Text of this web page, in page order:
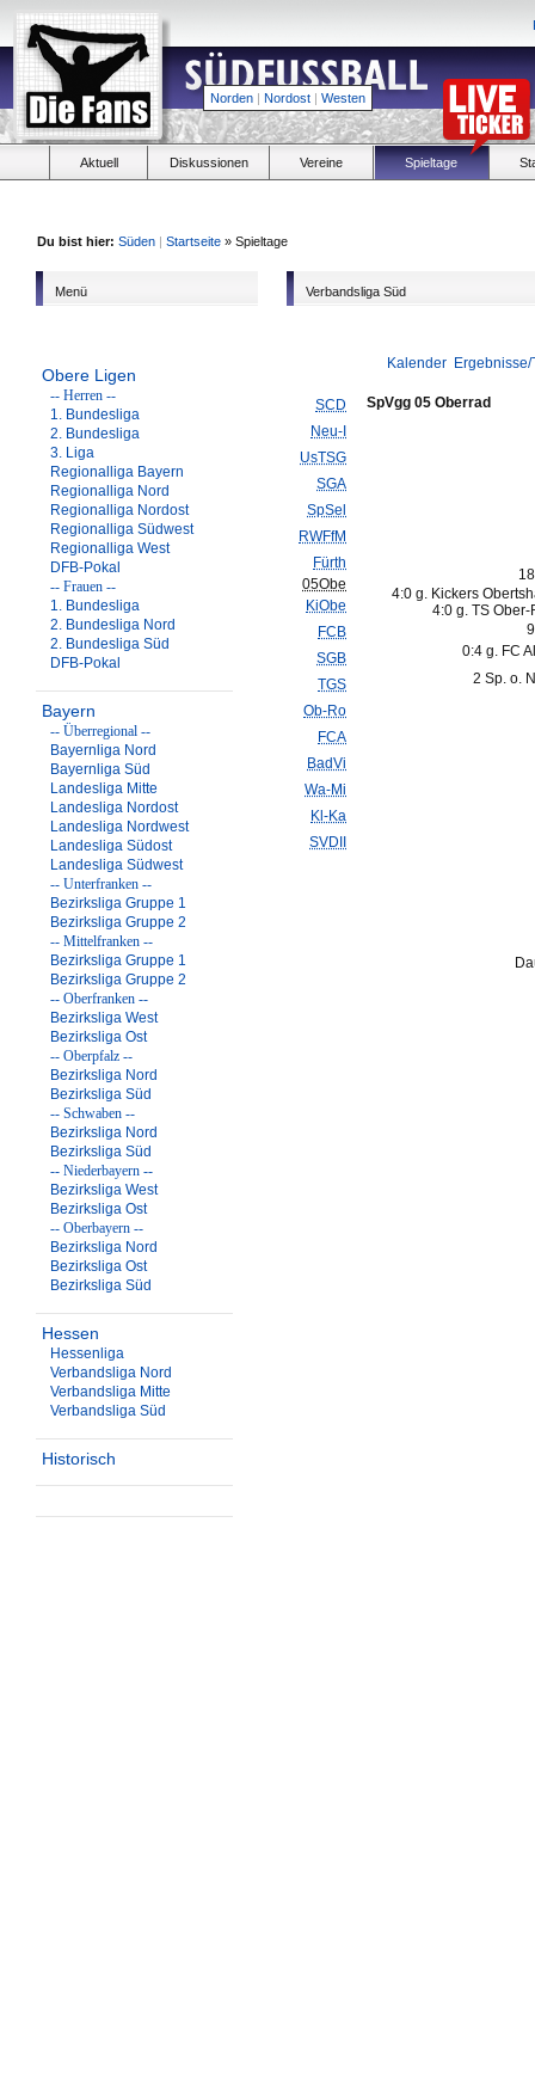
Norden | Nordost | Westen
Aktuell Diskussionen Vereine Spieltage
Du bist hier: Süden | Startseite » Spieltage
Menü
Obere Ligen
-- Herren --
1. Bundesliga
2. Bundesliga
3. Liga
Regionalliga Bayern
Regionalliga Nord
Regionalliga Nordost
Regionalliga Südwest
Regionalliga West
DFB-Pokal
-- Frauen --
1. Bundesliga
2. Bundesliga Nord
2. Bundesliga Süd
DFB-Pokal
Bayern
-- Überregional --
Bayernliga Nord
Bayernliga Süd
Landesliga Mitte
Landesliga Nordost
Landesliga Nordwest
Landesliga Südost
Landesliga Südwest
-- Unterfranken --
Bezirksliga Gruppe 1
Bezirksliga Gruppe 2
-- Mittelfranken --
Bezirksliga Gruppe 1
Bezirksliga Gruppe 2
-- Oberfranken --
Bezirksliga West
Bezirksliga Ost
-- Oberpfalz --
Bezirksliga Nord
Bezirksliga Süd
-- Schwaben --
Bezirksliga Nord
Bezirksliga Süd
-- Niederbayern --
Bezirksliga West
Bezirksliga Ost
-- Oberbayern --
Bezirksliga Nord
Bezirksliga Ost
Bezirksliga Süd
Hessen
Hessenliga
Verbandsliga Nord
Verbandsliga Mitte
Verbandsliga Süd
Historisch
Verbandsliga Süd
Kalender
SCD
Neu-I
UsTSG
SGA
SpSel
RWFfM
Fürth
05Obe
KiObe
FCB
SGB
TGS
Ob-Ro
FCA
BadVi
Wa-Mi
Kl-Ka
SVDII
SpVgg 05 Oberrad
4:0 g. Kickers
4:0 g. TS
0:4 g. FC
2 Sp. o.